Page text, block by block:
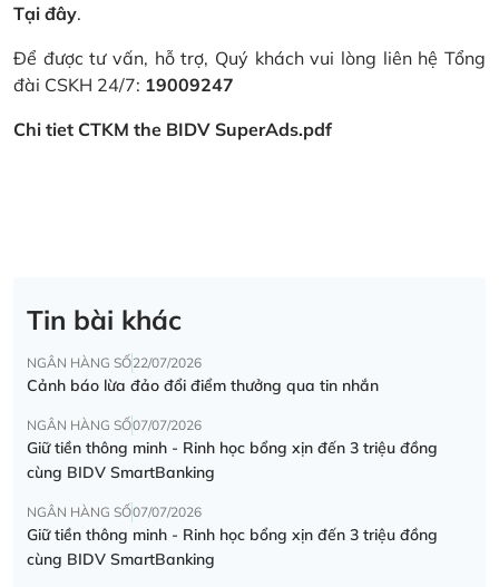
Tại đây.
Để được tư vấn, hỗ trợ, Quý khách vui lòng liên hệ Tổng
đài CSKH 24/7: 19009247
Chi tiet CTKM the BIDV SuperAds.pdf
Tin bài khác
NGÂN HÀNG SỐ22/07/2026
Cảnh báo lừa đảo đổi điểm thưởng qua tin nhắn
NGÂN HÀNG SỐ07/07/2026
Giữ tiền thông minh - Rinh học bổng xịn đến 3 triệu đồng
cùng BIDV SmartBanking
NGÂN HÀNG SỐ07/07/2026
Giữ tiền thông minh - Rinh học bổng xịn đến 3 triệu đồng
cùng BIDV SmartBanking